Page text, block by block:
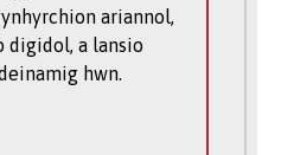
ariannol,
digidol, a lansio
hwn.